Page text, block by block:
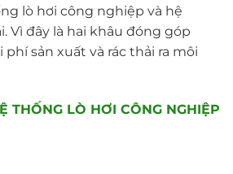
lò hơi công nghiệp và hệ
Vì đây là hai khâu đóng góp
sản xuất và rác thải ra môi
THỐNG LÒ HƠI CÔNG NGHIỆP